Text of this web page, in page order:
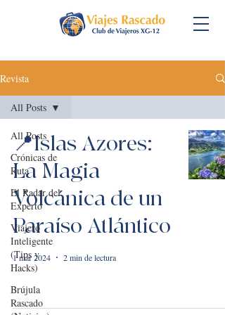
Revista
All Posts
Crónicas de
Ruta
El Radar del
Experto
Viajero
Inteligente
(Tips y
Hacks)
Brújula
Rascado
All Posts
📍Islas Azores:
La Magia
Volcánica de un
Paraíso Atlántico
1 mar 2024 2 min de lectura